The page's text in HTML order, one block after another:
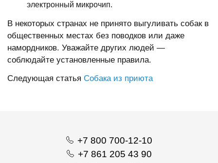
электронный микрочип.
В некоторых странах не принято выгуливать собак в
общественных местах без поводков или даже
намордников. Уважайте других людей —
соблюдайте установленные правила.
Следующая статья Собака из приюта
+7 800 700-12-10
+7 861 205 43 90